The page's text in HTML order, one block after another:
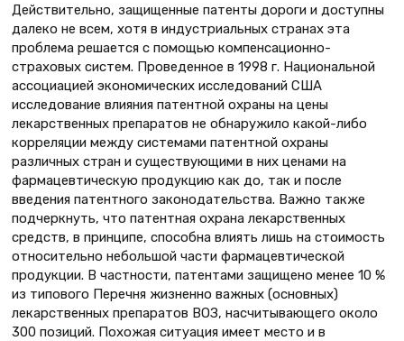
Действительно, защищенные патенты дороги и доступны
далеко не всем, хотя в индустриальных странах эта
проблема решается с помощью компенсационно-
страховых систем. Проведенное в 1998 г. Национальной
ассоциацией экономических исследований США
исследование влияния патентной охраны на цены
лекарственных препаратов не обнаружило какой-либо
корреляции между системами патентной охраны
различных стран и существующими в них ценами на
фармацевтическую продукцию как до, так и после
введения патентного законодательства. Важно также
подчеркнуть, что патентная охрана лекарственных
средств, в принципе, способна влиять лишь на стоимость
относительно небольшой части фармацевтической
продукции. В частности, патентами защищено менее 10 %
из типового Перечня жизненно важных (основных)
лекарственных препаратов ВОЗ, насчитывающего около
300 позиций. Похожая ситуация имеет место и в